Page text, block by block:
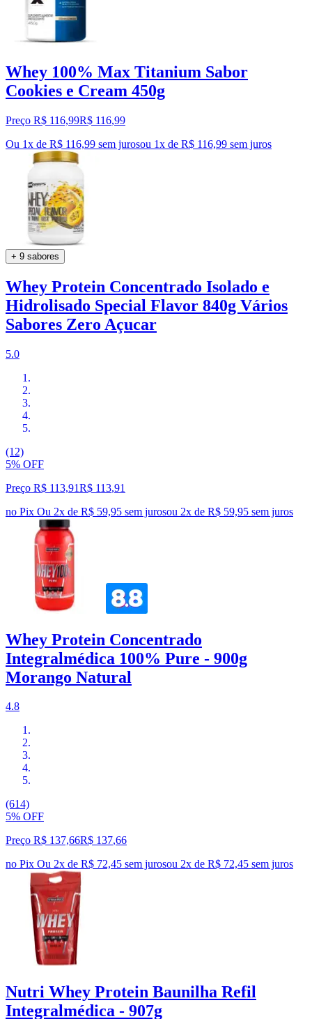
Whey 100% Max Titanium Sabor
Cookies e Cream 450g
Preço R$ 116,99R$ 116,99
Ou 1x de R$ 116,99 sem jurosou 1x de R$ 116,99 sem juros
+ 9 sabores
Whey Protein Concentrado Isolado e
Hidrolisado Special Flavor 840g Vários
Sabores Zero Açucar
5.0
(12)
5% OFF
Preço R$ 113,91R$ 113,91
no Pix Ou 2x de R$ 59,95 sem jurosou 2x de R$ 59,95 sem juros
Whey Protein Concentrado
Integralmédica 100% Pure - 900g
Morango Natural
4.8
(614)
5% OFF
Preço R$ 137,66R$ 137,66
no Pix Ou 2x de R$ 72,45 sem jurosou 2x de R$ 72,45 sem juros
Nutri Whey Protein Baunilha Refil
Integralmédica - 907g